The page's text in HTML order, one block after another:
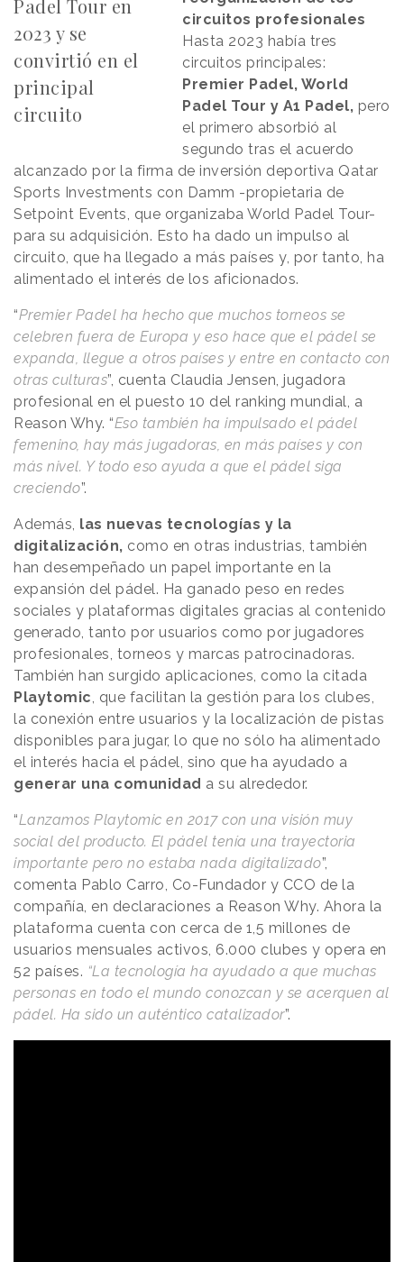
Padel Tour en
2023 y se
convirtió en el
principal
circuito
circuitos profesionales
Hasta 2023 había tres
circuitos principales:
Premier Padel, World
Padel Tour y A1 Padel, pero
el primero absorbió al
segundo tras el acuerdo
alcanzado por la firma de inversión deportiva Qatar
Sports Investments con Damm -propietaria de
Setpoint Events, que organizaba World Padel Tour-
para su adquisición. Esto ha dado un impulso al
circuito, que ha llegado a más países y, por tanto, ha
alimentado el interés de los aficionados.
“Premier Padel ha hecho que muchos torneos se
celebren fuera de Europa y eso hace que el pádel se
expanda, llegue a otros países y entre en contacto con
otras culturas”, cuenta Claudia Jensen, jugadora
profesional en el puesto 10 del ranking mundial, a
Reason Why. “Eso también ha impulsado el pádel
femenino, hay más jugadoras, en más países y con
más nivel. Y todo eso ayuda a que el pádel siga
creciendo”.
Además, las nuevas tecnologías y la
digitalización, como en otras industrias, también
han desempeñado un papel importante en la
expansión del pádel. Ha ganado peso en redes
sociales y plataformas digitales gracias al contenido
generado, tanto por usuarios como por jugadores
profesionales, torneos y marcas patrocinadoras.
También han surgido aplicaciones, como la citada
Playtomic, que facilitan la gestión para los clubes,
la conexión entre usuarios y la localización de pistas
disponibles para jugar, lo que no sólo ha alimentado
el interés hacia el pádel, sino que ha ayudado a
generar una comunidad a su alrededor.
“Lanzamos Playtomic en 2017 con una visión muy
social del producto. El pádel tenía una trayectoria
importante pero no estaba nada digitalizado”,
comenta Pablo Carro, Co-Fundador y CCO de la
compañía, en declaraciones a Reason Why. Ahora la
plataforma cuenta con cerca de 1,5 millones de
usuarios mensuales activos, 6.000 clubes y opera en
52 países. “La tecnología ha ayudado a que muchas
personas en todo el mundo conozcan y se acerquen al
pádel. Ha sido un auténtico catalizador”.